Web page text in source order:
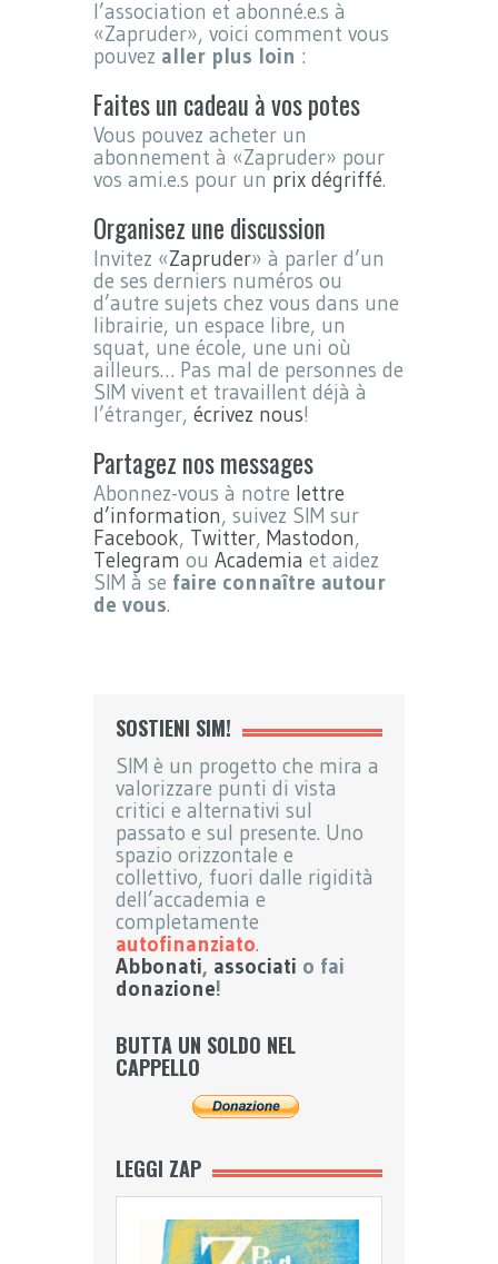
l’association et abonné.e.s à
«Zapruder», voici comment vous
pouvez aller plus loin :
Faites un cadeau à vos potes
Vous pouvez acheter un
abonnement à «Zapruder» pour
vos ami.e.s pour un prix dégriffé.
Organisez une discussion
Invitez «Zapruder» à parler d’un
de ses derniers numéros ou
d’autre sujets chez vous dans une
librairie, un espace libre, un
squat, une école, une uni où
ailleurs… Pas mal de personnes de
SIM vivent et travaillent déjà à
l’étranger, écrivez nous!
Partagez nos messages
Abonnez-vous à notre lettre
d’information, suivez SIM sur
Facebook, Twitter, Mastodon,
Telegram ou Academia et aidez
SIM à se faire connaître autour
de vous.
SOSTIENI SIM!
SIM è un progetto che mira a
valorizzare punti di vista
critici e alternativi sul
passato e sul presente. Uno
spazio orizzontale e
collettivo, fuori dalle rigidità
dell’accademia e
completamente
autofinanziato.
Abbonati, associati o fai
donazione!
BUTTA UN SOLDO NEL
CAPPELLO
LEGGI ZAP